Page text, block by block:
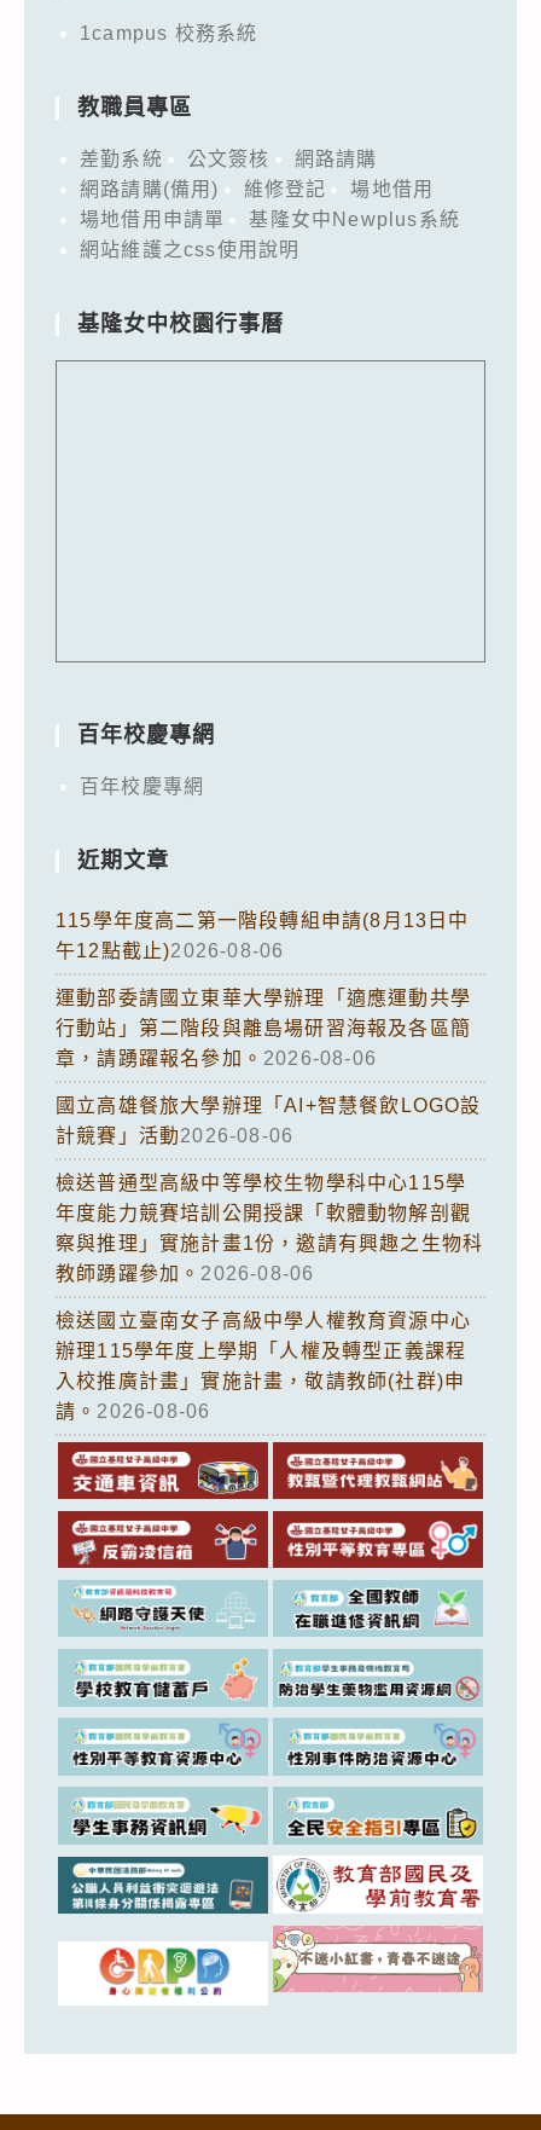
1campus 校務系統
教職員專區
差勤系統 公文簽核
網路請購
網路請購(備用)
維修登記
場地借用
場地借用申請單
基隆女中Newplus系統
網站維護之css使用說明
基隆女中校園行事曆
百年校慶專網
百年校慶專網
近期文章
115學年度高二第一階段轉組申請(8月13日中
午12點截止)2026-08-06
運動部委請國立東華大學辦理「適應運動共學
行動站」第二階段與離島場研習海報及各區簡
章，請踴躍報名參加。 2026-08-06
國立高雄餐旅大學辦理「AI+智慧餐飲LOGO設
計競賽」活動2026-08-06
檢送普通型高級中等學校生物學科中心115學
年度能力競賽培訓公開授課「軟體動物解剖觀
察與推理」實施計畫1份，邀請有興趣之生物科
教師踴躍參加。 2026-08-06
檢送國立臺南女子高級中學人權教育資源中心
辦理115學年度上學期「人權及轉型正義課程
入校推廣計畫」實施計畫，敬請教師(社群)申
請。 2026-08-06